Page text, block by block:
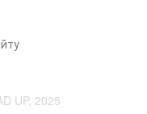
UP, 2025